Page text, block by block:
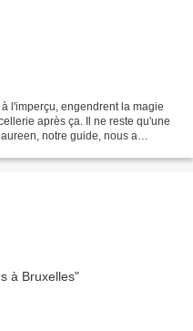
l'imperçu, engendrent la magie
après ça. Il ne reste qu'une
notre guide, nous a